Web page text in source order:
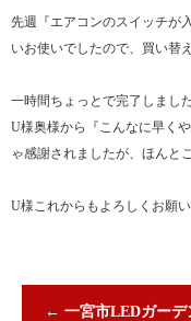
先週『エアコンのスイッチが
いお使いでしたので、買い替
一時間ちょっとで完了しまし
U様奥様から『こんなに早く
ゃ感謝されましたが、ほんと
U様これからもよろしくお願
← 一宮市LEDガー